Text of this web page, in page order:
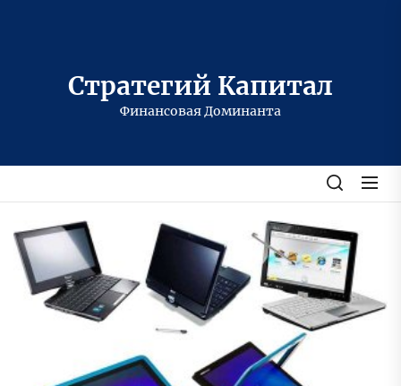
Стратегий Капитал
Финансовая Доминанта